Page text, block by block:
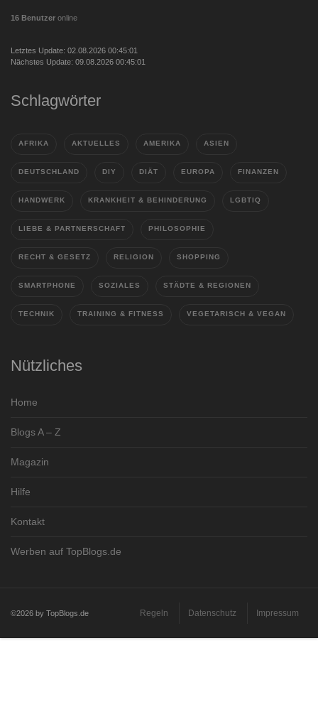
16 Benutzer online
Letztes Update: 02.08.2026 00:45:01
Nächstes Update: 09.08.2026 00:45:01
Schlagwörter
AFRIKA AKTUELLES AMERIKA ASIEN
DEUTSCHLAND DIY DIÄT EUROPA FINANZEN
HANDWERK KRANKHEIT & BEHINDERUNG LGBTIQ
LIEBE & PARTNERSCHAFT PHILOSOPHIE
RECHT & GESETZ RELIGION SHOPPING
SMARTPHONE SOZIALES STÄDTE & REGIONEN
TECHNIK TRAINING & FITNESS VEGETARISCH & VEGAN
Nützliches
Home
Blogs A – Z
Magazin
Hilfe
Kontakt
Werben auf TopBlogs.de
©2026 by TopBlogs.de Regeln Datenschutz Impressum